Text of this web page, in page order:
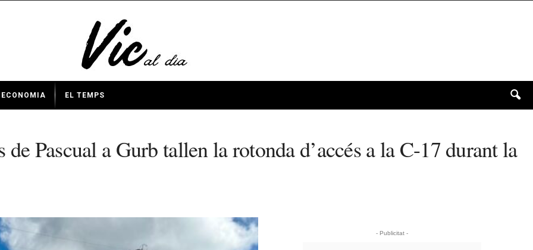
ECONOMIA EL TEMPS
Pascual a Gurb tallen la rotonda d’accés a la C-17 durant la
- Publicitat -